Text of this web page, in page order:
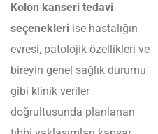
Kolon kanseri tedavi
seçenekleri ise hastalığın
evresi, patolojik özellikleri ve
bireyin genel sağlık durumu
gibi klinik veriler
doğrultusunda planlanan